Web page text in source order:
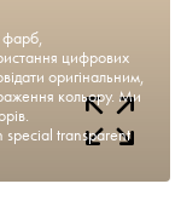
фарб,
цифрових
оригінальним,
кольору. Ми
special transparent